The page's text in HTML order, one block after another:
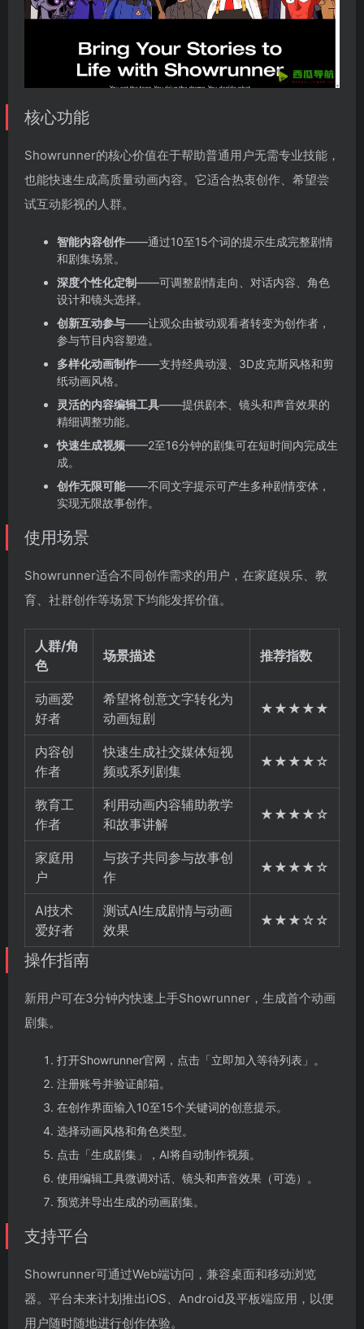
核心功能
Showrunner的核心价值在于帮助普通用户无需专业技能，
也能快速生成高质量动画内容。它适合热衷创作、希望尝
试互动影视的人群。
智能内容创作——通过10至15个词的提示生成完整剧情
和剧集场景。
深度个性化定制——可调整剧情走向、对话内容、角色
设计和镜头选择。
创新互动参与——让观众由被动观看者转变为创作者，
参与节目内容塑造。
多样化动画制作——支持经典动漫、3D皮克斯风格和剪
纸动画风格。
灵活的内容编辑工具——提供剧本、镜头和声音效果的
精细调整功能。
快速生成视频——2至16分钟的剧集可在短时间内完成生
成。
创作无限可能——不同文字提示可产生多种剧情变体，
实现无限故事创作。
使用场景
Showrunner适合不同创作需求的用户，在家庭娱乐、教
育、社群创作等场景下均能发挥价值。
人群/角
色
场景描述 推荐指数
动画爱
好者
希望将创意文字转化为
动画短剧
★★★★★
内容创
作者
快速生成社交媒体短视
频或系列剧集
★★★★☆
教育工
作者
利用动画内容辅助教学
和故事讲解
★★★★☆
家庭用
户
与孩子共同参与故事创
作
★★★★☆
AI技术
爱好者
测试AI生成剧情与动画
效果
★★★☆☆
操作指南
新用户可在3分钟内快速上手Showrunner，生成首个动画
剧集。
打开Showrunner官网，点击「立即加入等待列表」。
注册账号并验证邮箱。
在创作界面输入10至15个关键词的创意提示。
选择动画风格和角色类型。
点击「生成剧集」，AI将自动制作视频。
使用编辑工具微调对话、镜头和声音效果（可选）。
预览并导出生成的动画剧集。
支持平台
Showrunner可通过Web端访问，兼容桌面和移动浏览
器。平台未来计划推出iOS、Android及平板端应用，以便
用户随时随地进行创作体验。